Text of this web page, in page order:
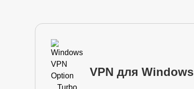
VPN для Windows